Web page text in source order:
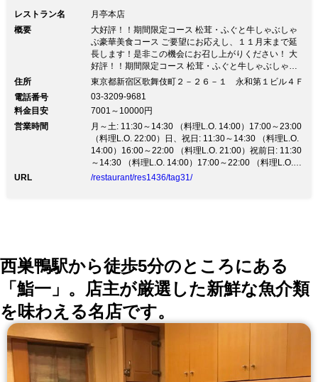
レストラン名
月亭本店
概要
大好評！！期間限定コース 松茸・ふぐと牛しゃぶしゃ
ぶ豪華美食コース ご要望にお応えし、１１月末まで延
長します！是非この機会にお召し上がりください！ 大
好評！！期間限定コース 松茸・ふぐと牛しゃぶしゃぶ
豪華美食コース ご要望にお応えし、１１月末まで延長
て30余年の歴史を歩む月亭 四季が織り成す、旬の素材
を盛り込んだ懐石料理 数寄屋造りの落ち着いた雰囲気
の中、 厳選された牛肉のしゃぶしゃぶ・すき焼きをご
堪能下さい ◆飛騨牛銘柄推進協議会より料理指定店の
認定 霜降りの多い甘味さえ感じられる絶品！舌の上で
とろける柔らかな肉質は格別の味わいです。 香ばしく
焼き上げた飛騨牛ステーキも人気です。 ◆京都伝統の
住所
東京都新宿区歌舞伎町２－２６－１ 永和第１ビル４Ｆ
電話番号
03-3209-9681
料金目安
7001～10000円
営業時間
月～土: 11:30～14:30 （料理L.O. 14:00）17:00～23:00
（料理L.O. 22:00）日、祝日: 11:30～14:30 （料理L.O.
14:00）16:00～22:00 （料理L.O. 21:00）祝前日: 11:30
～14:30 （料理L.O. 14:00）17:00～22:00 （料理L.O.
21:00）
URL /restaurant/res1436/tag31/
西巣鴨駅から徒歩5分のところにある
「鮨一」。店主が厳選した新鮮な魚介類
を味わえる名店です。